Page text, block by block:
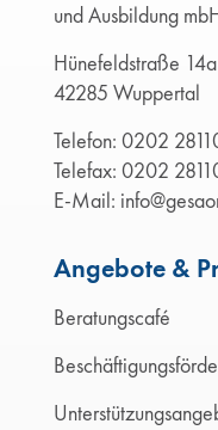
und Ausbildung
Hünefeldstraße 14a
42285 Wuppertal
Telefon: 0202
Telefax: 0202
E-Mail:
Angebote &
Beratungscafé